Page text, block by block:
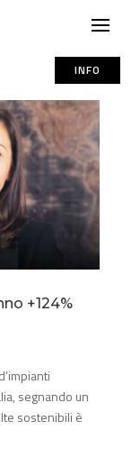
INFO
+124%
segnando un
sostenibili è